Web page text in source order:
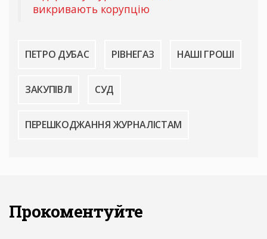
викривають корупцію
ПЕТРО ДУБАС РІВНЕГАЗ НАШІ ГРОШІ
ЗАКУПІВЛІ СУД
ПЕРЕШКОДЖАННЯ ЖУРНАЛІСТАМ
Прокоментуйте